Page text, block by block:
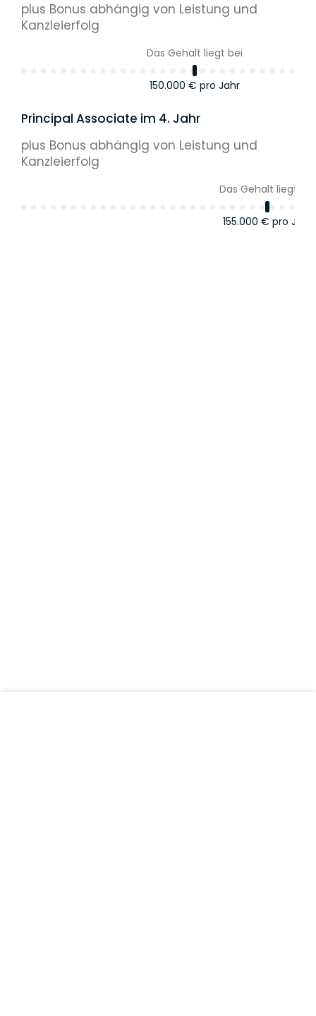
plus Bonus abhängig von Leistung und
Kanzleierfolg
Das Gehalt liegt bei
150.000 € pro Jahr
Principal Associate im 4. Jahr
plus Bonus abhängig von Leistung und
Kanzleierfolg
Das Gehalt liegt bei
155.000 € pro Jahr